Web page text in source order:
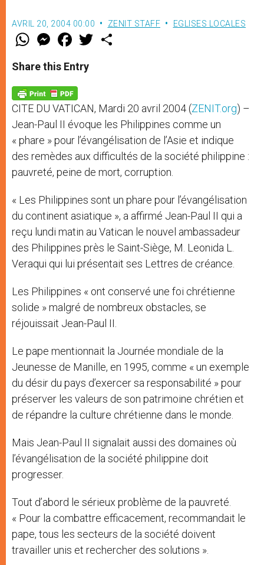
AVRIL 20, 2004 00:00 ZENIT STAFF EGLISES LOCALES
W
t
s
p
p
M
e
s
e
g
e
r
F
a
e
b
o
k
w
Share this Entry
CITE DU VATICAN, Mardi 20 avril 2004 (ZENIT.org) –
Jean-Paul II évoque les Philippines comme un
« phare » pour l’évangélisation de l’Asie et indique
des remèdes aux difficultés de la société philippine :
pauvreté, peine de mort, corruption.
« Les Philippines sont un phare pour l’évangélisation
du continent asiatique », a affirmé Jean-Paul II qui a
reçu lundi matin au Vatican le nouvel ambassadeur
des Philippines près le Saint-Siège, M. Leonida L.
Veraqui qui lui présentait ses Lettres de créance.
Les Philippines « ont conservé une foi chrétienne
solide » malgré de nombreux obstacles, se
réjouissait Jean-Paul II.
Le pape mentionnait la Journée mondiale de la
Jeunesse de Manille, en 1995, comme « un exemple
du désir du pays d’exercer sa responsabilité » pour
préserver les valeurs de son patrimoine chrétien et
de répandre la culture chrétienne dans le monde.
Mais Jean-Paul II signalait aussi des domaines où
l’évangélisation de la société philippine doit
progresser.
Tout d’abord le sérieux problème de la pauvreté.
« Pour la combattre efficacement, recommandait le
pape, tous les secteurs de la société doivent
travailler unis et rechercher des solutions ».